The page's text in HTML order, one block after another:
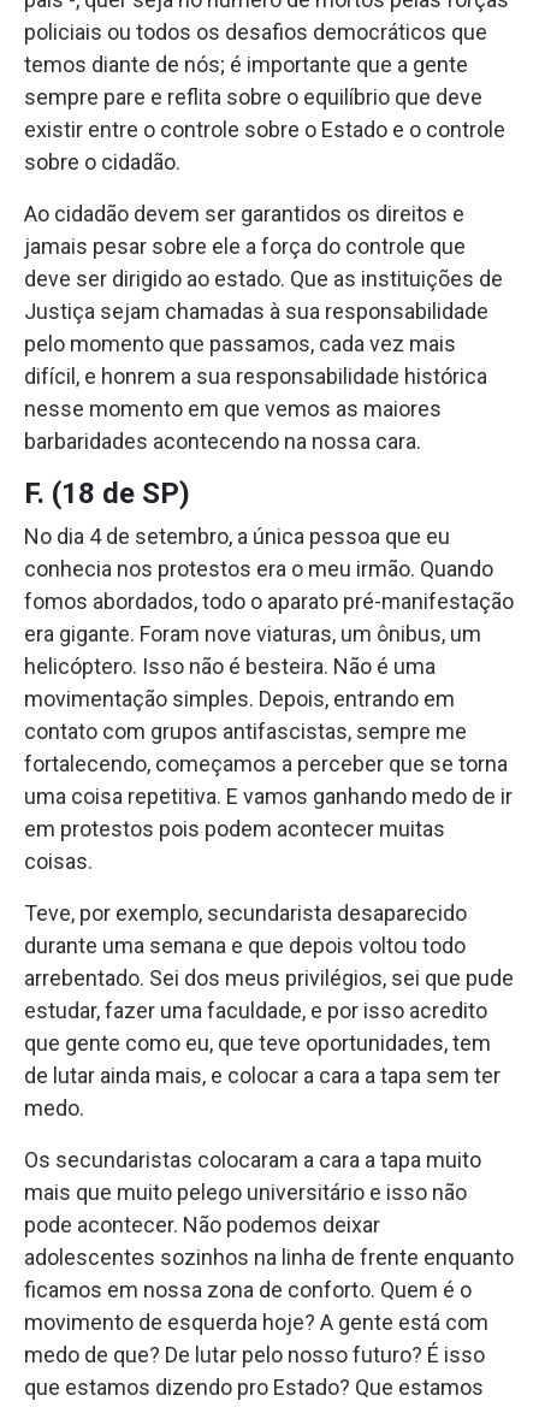
policiais ou todos os desafios democráticos que
temos diante de nós; é importante que a gente
sempre pare e reflita sobre o equilíbrio que deve
existir entre o controle sobre o Estado e o controle
sobre o cidadão.
Ao cidadão devem ser garantidos os direitos e
jamais pesar sobre ele a força do controle que
deve ser dirigido ao estado. Que as instituições de
Justiça sejam chamadas à sua responsabilidade
pelo momento que passamos, cada vez mais
difícil, e honrem a sua responsabilidade histórica
nesse momento em que vemos as maiores
barbaridades acontecendo na nossa cara.
F. (18 de SP)
No dia 4 de setembro, a única pessoa que eu
conhecia nos protestos era o meu irmão. Quando
fomos abordados, todo o aparato pré-manifestação
era gigante. Foram nove viaturas, um ônibus, um
helicóptero. Isso não é besteira. Não é uma
movimentação simples. Depois, entrando em
contato com grupos antifascistas, sempre me
fortalecendo, começamos a perceber que se torna
uma coisa repetitiva. E vamos ganhando medo de ir
em protestos pois podem acontecer muitas
coisas.
Teve, por exemplo, secundarista desaparecido
durante uma semana e que depois voltou todo
arrebentado. Sei dos meus privilégios, sei que pude
estudar, fazer uma faculdade, e por isso acredito
que gente como eu, que teve oportunidades, tem
de lutar ainda mais, e colocar a cara a tapa sem ter
medo.
Os secundaristas colocaram a cara a tapa muito
mais que muito pelego universitário e isso não
pode acontecer. Não podemos deixar
adolescentes sozinhos na linha de frente enquanto
ficamos em nossa zona de conforto. Quem é o
movimento de esquerda hoje? A gente está com
medo de que? De lutar pelo nosso futuro? É isso
que estamos dizendo pro Estado? Que estamos